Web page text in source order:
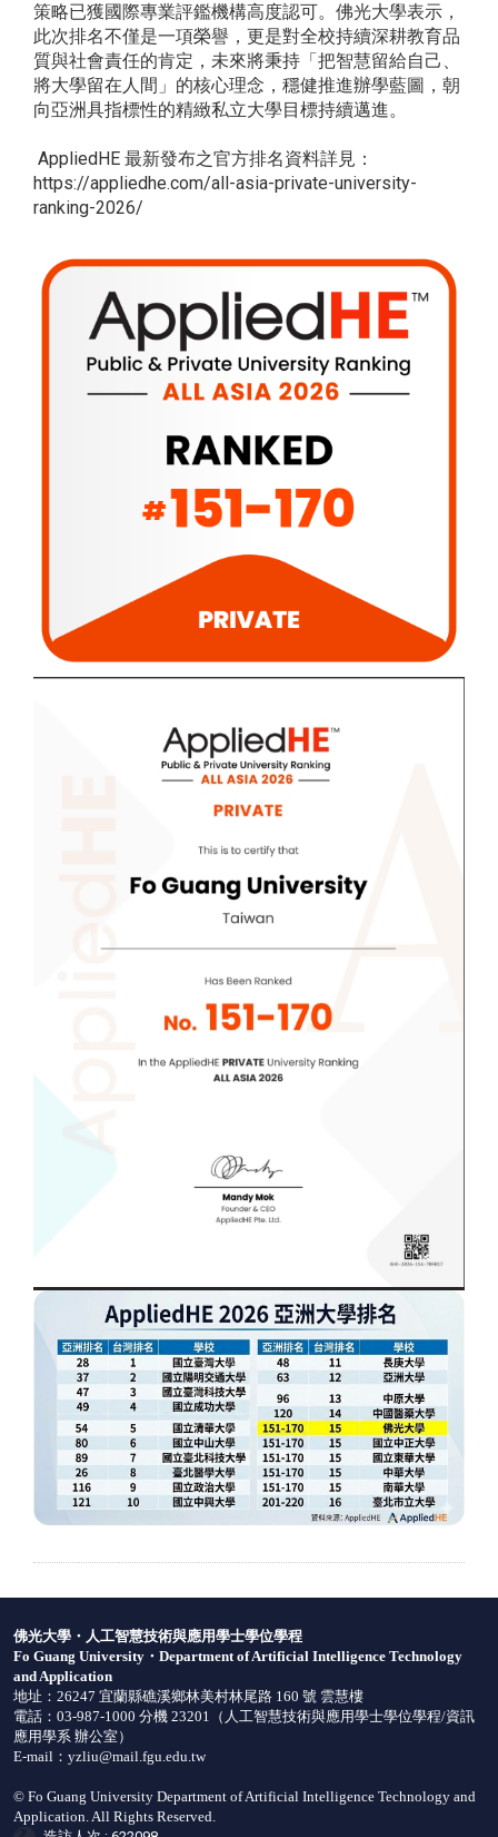
策略已獲國際專業評鑑機構高度認可。佛光大學表示，
此次排名不僅是一項榮譽，更是對全校持續深耕教育品
質與社會責任的肯定，未來將秉持「把智慧留給自己、
將大學留在人間」的核心理念，穩健推進辦學藍圖，朝
向亞洲具指標性的精緻私立大學目標持續邁進。
AppliedHE 最新發布之官方排名資料詳見：
https://appliedhe.com/all-asia-private-university-
ranking-2026/
佛光大學・人工智慧技術與應用學士學位學程
Fo Guang University・Department of Artificial Intelligence Technology
and Application
地址：26247 宜蘭縣礁溪鄉林美村林尾路 160 號 雲慧樓
電話：03-987-1000 分機 23201（ 人工智慧技術與應用學士學位學程/資訊
應用學系辦公室 ）
E-mail：yzliu@mail.fgu.edu.tw
© Fo Guang University Department of Artificial Intelligence Technology and
Application. All Rights Reserved.